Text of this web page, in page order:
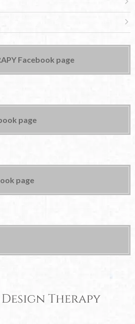
Facebook page
page
page